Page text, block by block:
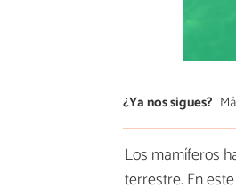
¿Ya nos sigues?
Los mamíferos
terrestre. En